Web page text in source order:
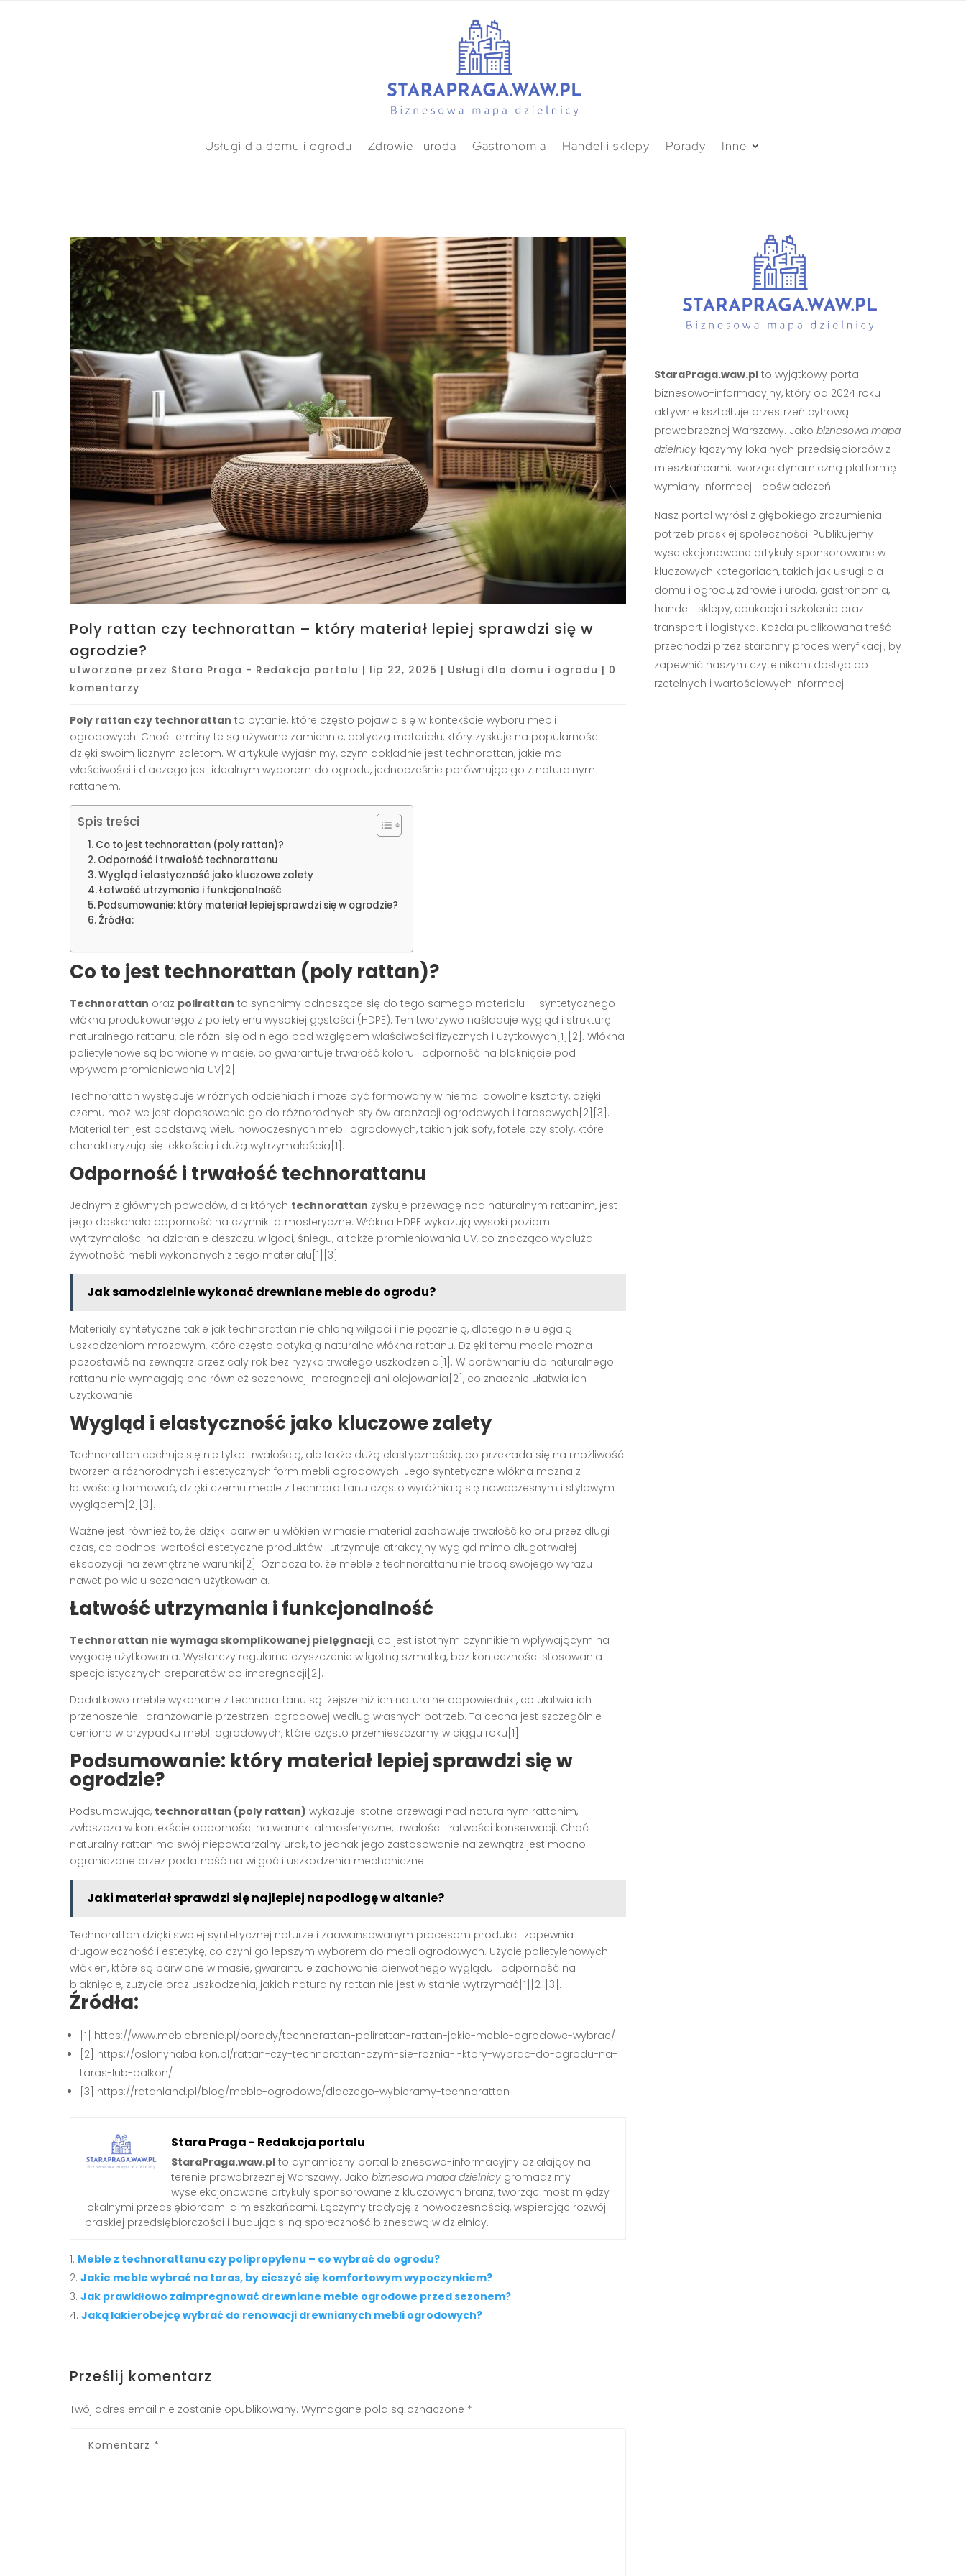
Usługi dla domu i ogrodu Zdrowie i uroda Gastronomia Handel i sklepy Porady Inne
Poly rattan czy technorattan – który materiał lepiej sprawdzi się w
ogrodzie?
utworzone przez Stara Praga - Redakcja portalu | lip 22, 2025 | Usługi dla domu i ogrodu | 0
komentarzy
Poly rattan czy technorattan to pytanie, które często pojawia się w kontekście wyboru mebli
ogrodowych. Choć terminy te są używane zamiennie, dotyczą materiału, który zyskuje na popularności
dzięki swoim licznym zaletom. W artykule wyjaśnimy, czym dokładnie jest technorattan, jakie ma
właściwości i dlaczego jest idealnym wyborem do ogrodu, jednocześnie porównując go z naturalnym
rattanem.
Spis treści
Co to jest technorattan (poly rattan)?
Odporność i trwałość technorattanu
Wygląd i elastyczność jako kluczowe zalety
Łatwość utrzymania i funkcjonalność
Podsumowanie: który materiał lepiej sprawdzi się w ogrodzie?
Źródła:
Co to jest technorattan (poly rattan)?
Technorattan oraz polirattan to synonimy odnoszące się do tego samego materiału — syntetycznego
włókna produkowanego z polietylenu wysokiej gęstości (HDPE). Ten tworzywo naśladuje wygląd i strukturę
naturalnego rattanu, ale różni się od niego pod względem właściwości fizycznych i użytkowych[1][2]. Włókna
polietylenowe są barwione w masie, co gwarantuje trwałość koloru i odporność na blaknięcie pod
wpływem promieniowania UV[2].
Technorattan występuje w różnych odcieniach i może być formowany w niemal dowolne kształty, dzięki
czemu możliwe jest dopasowanie go do różnorodnych stylów aranżacji ogrodowych i tarasowych[2][3].
Materiał ten jest podstawą wielu nowoczesnych mebli ogrodowych, takich jak sofy, fotele czy stoły, które
charakteryzują się lekkością i dużą wytrzymałością[1].
Odporność i trwałość technorattanu
Jednym z głównych powodów, dla których technorattan zyskuje przewagę nad naturalnym rattanim, jest
jego doskonała odporność na czynniki atmosferyczne. Włókna HDPE wykazują wysoki poziom
wytrzymałości na działanie deszczu, wilgoci, śniegu, a także promieniowania UV, co znacząco wydłuża
żywotność mebli wykonanych z tego materiału[1][3].
Jak samodzielnie wykonać drewniane meble do ogrodu?
Materiały syntetyczne takie jak technorattan nie chłoną wilgoci i nie pęcznieją, dlatego nie ulegają
uszkodzeniom mrozowym, które często dotykają naturalne włókna rattanu. Dzięki temu meble można
pozostawić na zewnątrz przez cały rok bez ryzyka trwałego uszkodzenia[1]. W porównaniu do naturalnego
rattanu nie wymagają one również sezonowej impregnacji ani olejowania[2], co znacznie ułatwia ich
użytkowanie.
Wygląd i elastyczność jako kluczowe zalety
Technorattan cechuje się nie tylko trwałością, ale także dużą elastycznością, co przekłada się na możliwość
tworzenia różnorodnych i estetycznych form mebli ogrodowych. Jego syntetyczne włókna można z
łatwością formować, dzięki czemu meble z technorattanu często wyróżniają się nowoczesnym i stylowym
wyglądem[2][3].
Ważne jest również to, że dzięki barwieniu włókien w masie materiał zachowuje trwałość koloru przez długi
czas, co podnosi wartości estetyczne produktów i utrzymuje atrakcyjny wygląd mimo długotrwałej
ekspozycji na zewnętrzne warunki[2]. Oznacza to, że meble z technorattanu nie tracą swojego wyrazu
nawet po wielu sezonach użytkowania.
Łatwość utrzymania i funkcjonalność
Technorattan nie wymaga skomplikowanej pielęgnacji, co jest istotnym czynnikiem wpływającym na
wygodę użytkowania. Wystarczy regularne czyszczenie wilgotną szmatką, bez konieczności stosowania
specjalistycznych preparatów do impregnacji[2].
Dodatkowo meble wykonane z technorattanu są lżejsze niż ich naturalne odpowiedniki, co ułatwia ich
przenoszenie i aranżowanie przestrzeni ogrodowej według własnych potrzeb. Ta cecha jest szczególnie
ceniona w przypadku mebli ogrodowych, które często przemieszczamy w ciągu roku[1].
Podsumowanie: który materiał lepiej sprawdzi się w
ogrodzie?
Podsumowując, technorattan (poly rattan) wykazuje istotne przewagi nad naturalnym rattanim,
zwłaszcza w kontekście odporności na warunki atmosferyczne, trwałości i łatwości konserwacji. Choć
naturalny rattan ma swój niepowtarzalny urok, to jednak jego zastosowanie na zewnątrz jest mocno
ograniczone przez podatność na wilgoć i uszkodzenia mechaniczne.
Jaki materiał sprawdzi się najlepiej na podłogę w altanie?
Technorattan dzięki swojej syntetycznej naturze i zaawansowanym procesom produkcji zapewnia
długowieczność i estetykę, co czyni go lepszym wyborem do mebli ogrodowych. Użycie polietylenowych
włókien, które są barwione w masie, gwarantuje zachowanie pierwotnego wyglądu i odporność na
blaknięcie, zużycie oraz uszkodzenia, jakich naturalny rattan nie jest w stanie wytrzymać[1][2][3].
Źródła:
[1] https://www.meblobranie.pl/porady/technorattan-polirattan-rattan-jakie-meble-ogrodowe-wybrac/
[2] https://oslonynabalkon.pl/rattan-czy-technorattan-czym-sie-roznia-i-ktory-wybrac-do-ogrodu-na-
taras-lub-balkon/
[3] https://ratanland.pl/blog/meble-ogrodowe/dlaczego-wybieramy-technorattan
Stara Praga - Redakcja portalu
StaraPraga.waw.pl to dynamiczny portal biznesowo-informacyjny działający na
terenie prawobrzeżnej Warszawy. Jako biznesowa mapa dzielnicy gromadzimy
wyselekcjonowane artykuły sponsorowane z kluczowych branż, tworząc most między
lokalnymi przedsiębiorcami a mieszkańcami. Łączymy tradycję z nowoczesnością, wspierając rozwój
praskiej przedsiębiorczości i budując silną społeczność biznesową w dzielnicy.
Meble z technorattanu czy polipropylenu – co wybrać do ogrodu?
Jakie meble wybrać na taras, by cieszyć się komfortowym wypoczynkiem?
Jak prawidłowo zaimpregnować drewniane meble ogrodowe przed sezonem?
Jaką lakierobejcę wybrać do renowacji drewnianych mebli ogrodowych?
Prześlij komentarz
Twój adres email nie zostanie opublikowany. Wymagane pola są oznaczone *
StaraPraga.waw.plto wyjątkowy portal
biznesowo-informacyjny, który od 2024 roku
aktywnie kształtuje przestrzeń cyfrową
prawobrzeżnej Warszawy. Jako biznesowa mapa
dzielnicyłączymy lokalnych przedsiębiorców z
mieszkańcami, tworząc dynamiczną platformę
wymiany informacji i doświadczeń.
Nasz portal wyrósł z głębokiego zrozumienia
potrzeb praskiej społeczności. Publikujemy
wyselekcjonowane artykuły sponsorowane w
kluczowych kategoriach, takich jak usługi dla
domu i ogrodu, zdrowie i uroda, gastronomia,
handel i sklepy, edukacja i szkolenia oraz
transport i logistyka. Każda publikowana treść
przechodzi przez staranny proces weryfikacji, by
zapewnić naszym czytelnikom dostęp do
rzetelnych i wartościowych informacji.